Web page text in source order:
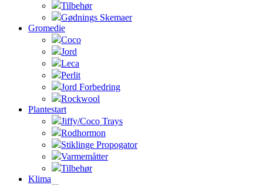
Tilbehør
Gødnings Skemaer
Gromedie
Coco
Jord
Leca
Perlit
Jord Forbedring
Rockwool
Plantestart
Jiffy/Coco Trays
Rodhormon
Stiklinge Propogator
Varmemåtter
Tilbehør
Klima